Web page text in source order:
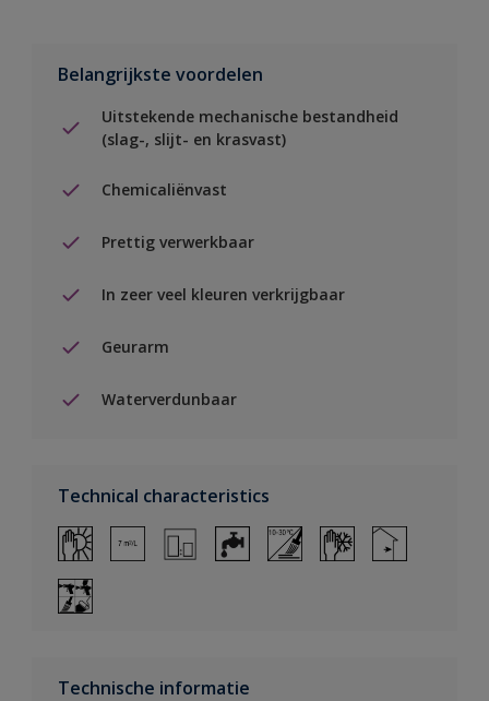
Belangrijkste voordelen
Uitstekende mechanische bestandheid
(slag-, slijt- en krasvast)
Chemicaliënvast
Prettig verwerkbaar
In zeer veel kleuren verkrijgbaar
Geurarm
Waterverdunbaar
Technical characteristics
Technische informatie